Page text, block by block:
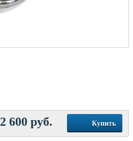
2 600 руб. Купить